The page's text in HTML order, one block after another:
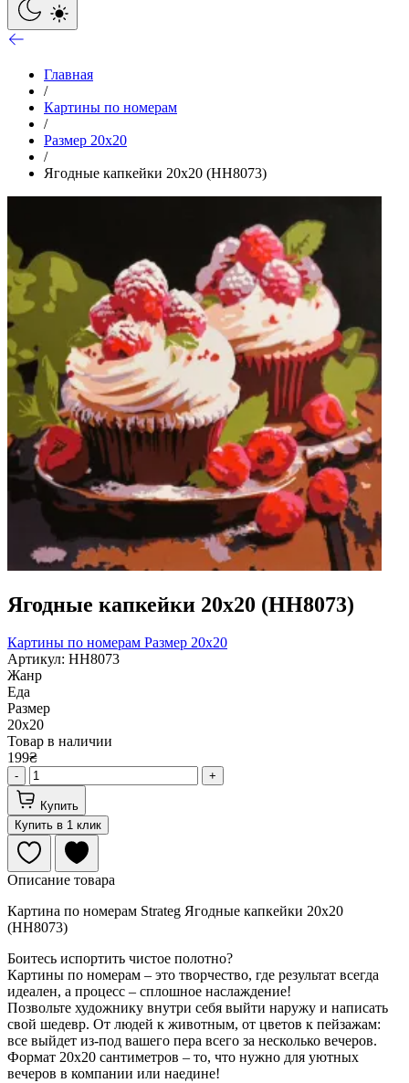
Главная
/
Картины по номерам
/
Размер 20x20
/
Ягодные капкейки 20х20 (HH8073)
Ягодные капкейки 20х20 (HH8073)
Картины по номерам Размер 20x20
Артикул: HH8073
Жанр
Еда
Размер
20х20
Товар в наличии
199₴
- +
Купить
Купить в 1 клик
Описание товара
Картина по номерам Strateg Ягодные капкейки 20х20
(HH8073)
Боитесь испортить чистое полотно?
Картины по номерам – это творчество, где результат всегда
идеален, а процесс – сплошное наслаждение!
Позвольте художнику внутри себя выйти наружу и написать
свой шедевр. От людей к животным, от цветов к пейзажам:
все выйдет из-под вашего пера всего за несколько вечеров.
Формат 20х20 сантиметров – то, что нужно для уютных
вечеров в компании или наедине!